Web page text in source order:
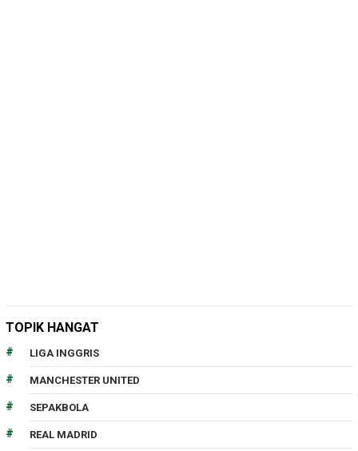
TOPIK HANGAT
LIGA INGGRIS
MANCHESTER UNITED
SEPAKBOLA
REAL MADRID